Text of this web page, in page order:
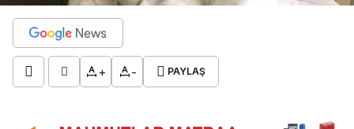
+ - PAYLAŞ